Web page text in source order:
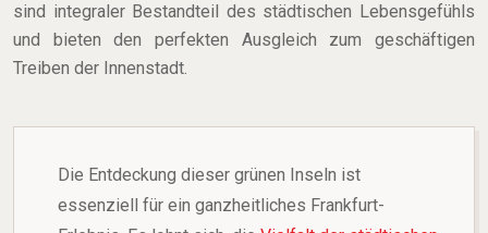
sind integraler Bestandteil des städtischen Lebensgefühls
und bieten den perfekten Ausgleich zum geschäftigen
Treiben der Innenstadt.
Die Entdeckung dieser grünen Inseln ist
essenziell für ein ganzheitliches Frankfurt-